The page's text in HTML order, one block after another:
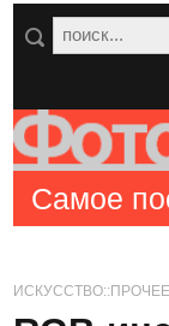
Самое
ИСКУССТВО::ПРОЧЕЕ